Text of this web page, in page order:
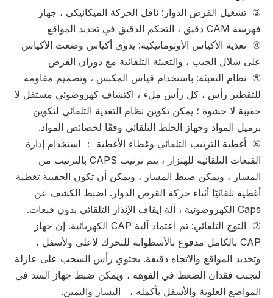
③ تشغيل القرص الدوار: ناقل الحركة الميكانيكي ، جهاز
فهرسة CAM دقيق ، التحكم الدقيق في تحديد المواقع
④ تغذية الأكياس الأوتوماتيكية: يدوي أكياس وضعت الأكياس
على شلال الجيب ، والتعبئة التلقائية مع دوران القرص
⑤ نظام التعبئة: باستخدام قياس المكبس ، وتصميم مقاومة
للتقطير رأس ، كل رأس ملء ، اكتشاف كهروضوئي مستقل لا
حقيبة لا حشوة ؛ يمكن تكوين نظام التغذية التلقائي لتكوين
برميل المواد وجهاز الخلط التلقائي وفقًا لخصائص المواد.
⑥ أغطية الترتيب التلقائي وغطاء الأغطية ： استخدام إدارة
القبعات التلقائية للهتزاز ، يتم ترتيب CAPS بالترتيب من
المسار ، ويمكن ضبط المسار ، ويمكن أن تكون الحقيبة تغطية
أغطية تلقائيًا أثناء حركة القرص الدوار. اضبط الكشف عن
Caps الكهروضوئية ، آلة إيقاف الإنذار التلقائي بدون قبعات.
⑦ التوج التلقائي: تم اعتماد آلية CAP الكهربائية. إن جهاز
CAP بالكامل مدفوع بالأسطوانة للتحرك لأعلى ولأسفل ،
وتحديد المواقع والاتجاه دقيقة. يحتوي رأس السحب على عازلة
لتجنب فقدان الضغط في الفوهة ، ويمكن ضبط جهاز السد في
المواضع العلوية والأسفل بأكمله ، اليسار واليمين.